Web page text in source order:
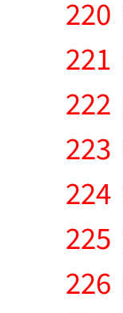
220
221
222
223
224
225
226